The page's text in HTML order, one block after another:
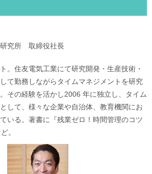
研究所 取締役社長
。住友電気工業にて研究開発・生産技術・
て勤務しながらタイムマネジメントを研究
その経験を活かし2006 年に独立し、タイム
して、様々な企業や自治体、教育機関にお
いる。著書に『残業ゼロ！時間管理のコツ
。